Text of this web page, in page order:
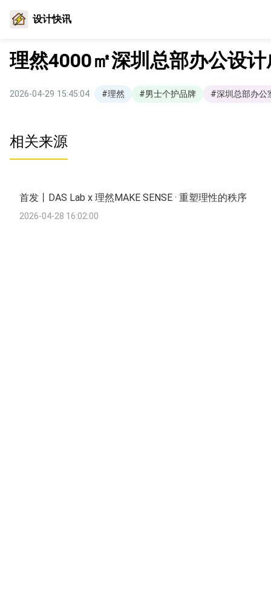
设计快讯
理然4000㎡深圳总部办公设
2026-04-29 15:45:04 #理然 #男士个护品牌 #深圳总部办公
相关来源
首发丨DAS Lab x 理然MAKE SENSE · 重塑理性的秩序
2026-04-28 16:02:00